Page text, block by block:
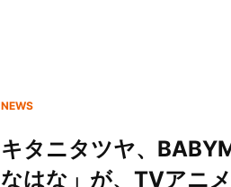
NEWS
キタニタツヤ、
なはな」が、TVアニ